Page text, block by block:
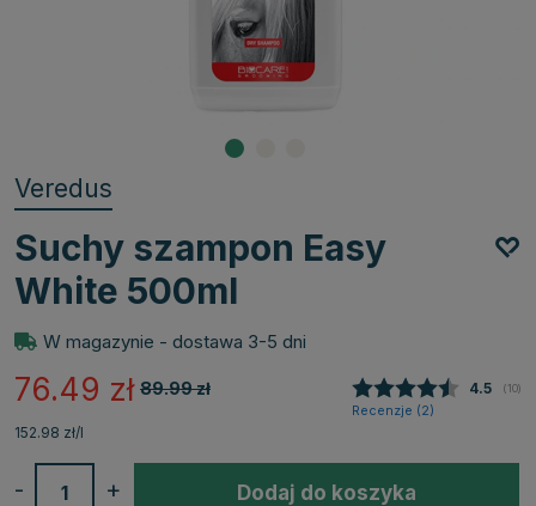
Veredus
Suchy szampon Easy
White 500ml
W magazynie - dostawa 3-5 dni
89.99zł
76.49 zł Średnia
4.5 (10)
Recenzje (2)
152.98 zł/l
+
- Dodaj do koszyka